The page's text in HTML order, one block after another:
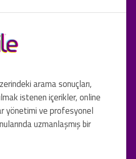
arama sonuçları,
istenen içerikler, online
yönetimi ve profesyonel
uzmanlaşmış bir